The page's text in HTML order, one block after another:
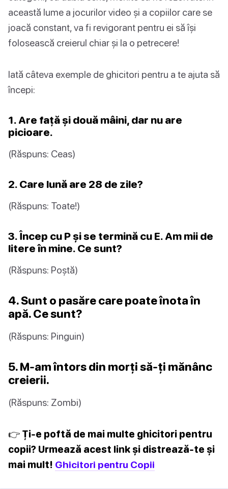
această lume a jocurilor video și a copiilor care se
joacă constant, va fi revigorant pentru ei să își
folosească creierul chiar și la o petrecere!
Iată câteva exemple de ghicitori pentru a te ajuta să
începi:
1. Are față și două mâini, dar nu are
picioare.
(Răspuns: Ceas)
2. Care lună are 28 de zile?
(Răspuns: Toate!)
3. Încep cu P și se termină cu E. Am mii de
litere în mine. Ce sunt?
(Răspuns: Poștă)
4. Sunt o pasăre care poate înota în
apă. Ce sunt?
(Răspuns: Pinguin)
5. M-am întors din morți să-ți mănânc
creierii.
(Răspuns: Zombi)
👉 Ți-e poftă de mai multe ghicitori pentru
copii? Urmează acest link și distrează-te și
mai mult! Ghicitori pentru Copii